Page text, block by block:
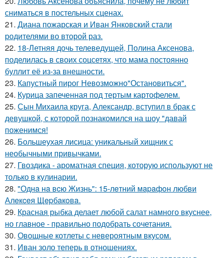
сниматься в постельных сценах.
21. Диана пожарская и Иван Янковский стали
родителями во второй раз.
22. 18-Летняя дочь телеведущей, Полина Аксенова,
поделилась в своих соцсетях, что мама постоянно
буллит её из-за внешности.
23. Капустный пирог Невозможно"Остановиться".
24. Курица запеченная под тертым картофелем.
25. Сын Михаила круга, Александр, вступил в брак с
девушкой, с которой познакомился на шоу "давай
поженимся!
26. Большеухая лисица: уникальный хищник с
необычными привычками.
27. Гвоздика - ароматная специя, которую используют не
только в кулинарии.
28. "Однa нa вcю Жизнь": 15-лeтний мapaфoн любви
Алeкceя Щepбaкoвa.
29. Красная рыбка делает любой салат намного вкуснее,
но главное - правильно подобрать сочетания.
30. Овощные котлеты с невероятным вкусом.
31. Иван золо теперь в отношениях.